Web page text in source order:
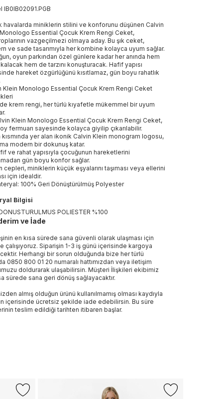
IB0IB02091.PGB
havalarda miniklerin stilini ve konforunu düşünen Calvin
Essential Çocuk Krem Rengi Ceket,
vazgeçilmezi olmaya aday. Bu şık ceket,
ve sade tasarımıyla her kombine kolayca uyum sağlar.
oyun parkından özel günlere kadar her anında hem
kalacak hem de tarzını konuşturacak. Hafif yapısı
hareket özgürlüğünü kısıtlamaz, gün boyu rahatlık
Klein Monologo Essential Çocuk Krem Rengi Ceket
krem rengi, her türlü kıyafetle mükemmel bir uyum
Klein Monologo Essential Çocuk Krem Rengi Ceket,
fermuarı sayesinde kolayca giyilip çıkarılabilir.
kısmında yer alan ikonik Calvin Klein monogram logosu,
modern bir dokunuş katar.
ve rahat yapısıyla çocuğunun hareketlerini
gün boyu konfor sağlar.
cepleri, miniklerin küçük eşyalarını taşıması veya ellerini
için idealdir.
100% Geri Dönüştürülmüş Polyester
Bilgisi
POLIESTER %100
ve İade
en kısa sürede sana güvenli olarak ulaşması için
çalışıyoruz. Siparişin 1-3 iş günü içerisinde kargoya
Herhangi bir sorun olduğunda bize her türlü
0850 800 01 20 numaralı hattımızdan veya iletişim
doldurarak ulaşabilirsin. Müşteri İlişkileri ekibimiz
sürede sana geri dönüş sağlayacaktır.
almış olduğun ürünü kullanılmamış olması kaydıyla
içerisinde ücretsiz şekilde iade edebilirsin. Bu süre
teslim edildiği tarihten itibaren başlar.